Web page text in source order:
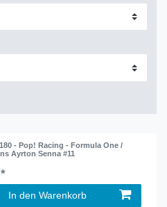
- Pop! Racing - Formula One /
Ayrton Senna #11
In den Warenkorb